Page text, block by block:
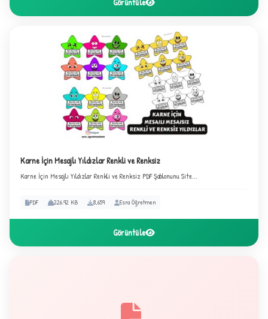
Karne İçin Mesajlı Yıldızlar Renkli ve Renksiz
Karne İçin Mesajlı Yıldızlar Renkli ve Renksiz PDF Şablonunu Site...
PDF 226.92 KB 8,659 Esra Öğretmen
Görüntüle